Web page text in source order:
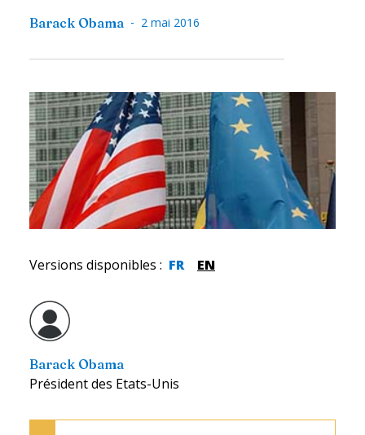
Barack Obama - 2 mai 2016
Versions disponibles : FR EN
Barack Obama
Président des Etats-Unis